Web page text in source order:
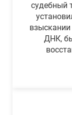
судебный
взыскании
ДНК,